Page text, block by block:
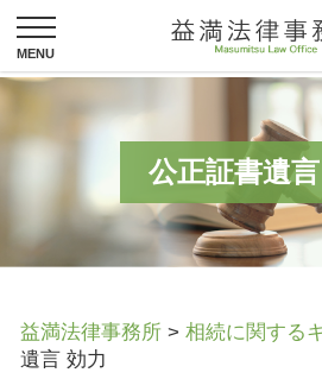
公正証書遺
益満法律事務所 > 相続に関する
遺言 効力